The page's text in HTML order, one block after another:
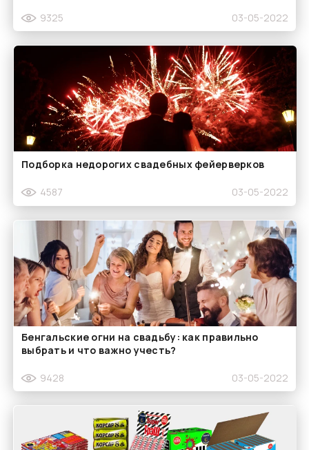
9325 03-05-2022
Подборка недорогих свадебных фейерверков
4587 03-05-2022
Бенгальские огни на свадьбу: как правильно
выбрать и что важно учесть?
9428 03-05-2022